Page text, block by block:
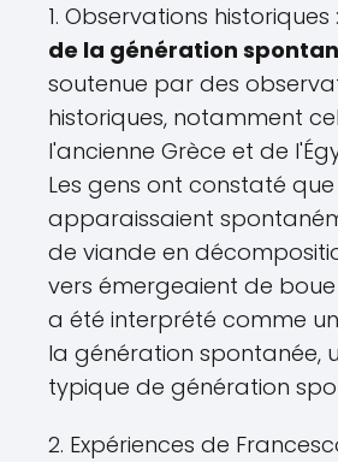
1. Observations historiques
de la génération
soutenue par des
historiques, notamment
l'ancienne Grèce et de
Les gens ont constaté
apparaissaient
de viande en
vers émergeaient de
a été interprété comme
la génération spontanée,
typique de génération
2. Expériences de